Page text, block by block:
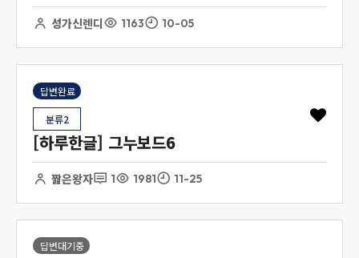
성가신렌디 1163 10-05
답변완료
분류2
[하루한글] 그누보드6
짧은왕자 1 1981 11-25
답변대기중